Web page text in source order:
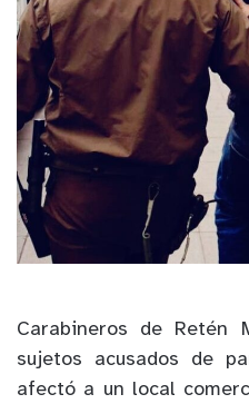
Carabineros de Retén
sujetos acusados de
afectó a un local